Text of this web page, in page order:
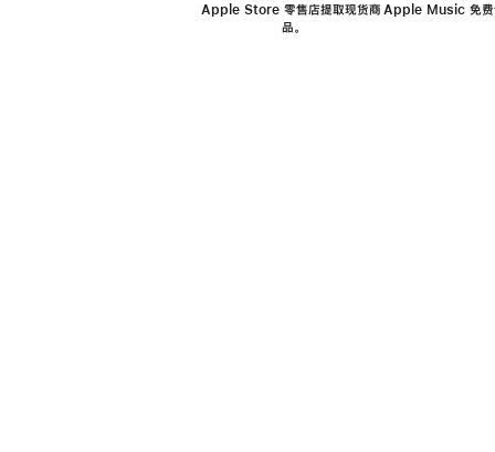
Apple Store 零售店提取现货商
品。
Apple Music 免费